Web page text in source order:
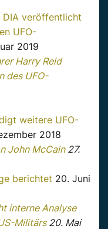
DIA veröffentlicht
UFO-
2019
Harry Reid
des UFO-
weitere UFO-
2018
John McCain27.
berichtet 20. Juni
interne Analyse
Militärs20. Mai